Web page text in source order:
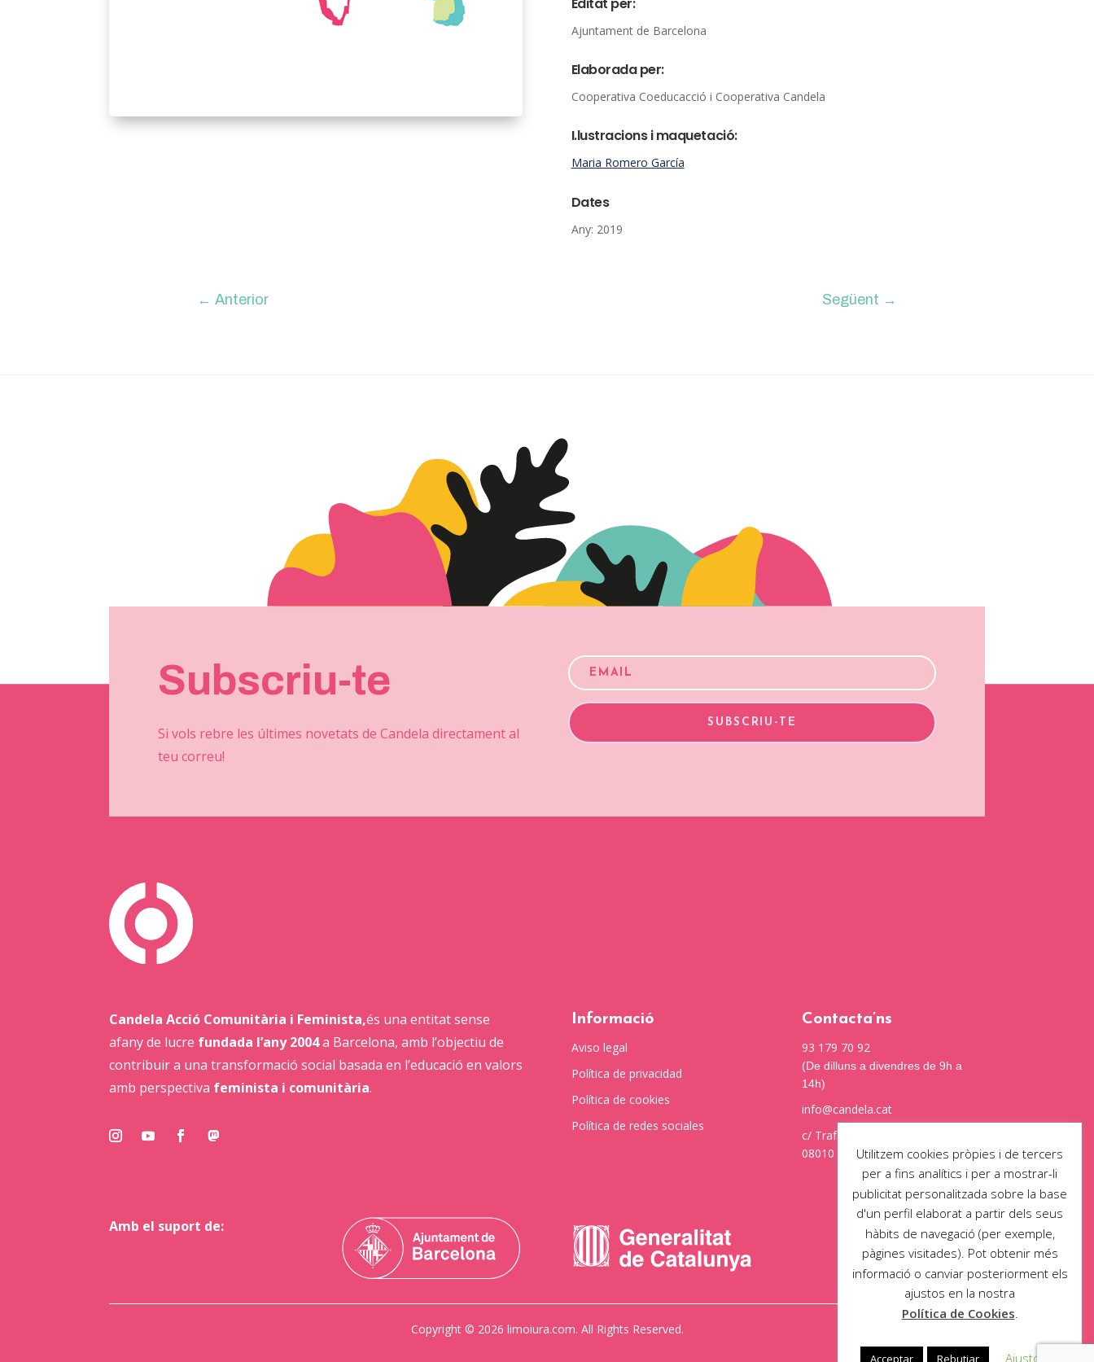
Ajuntament de Barcelona
Elaborada per:
Cooperativa Coeducacció i Cooperativa Candela
I.lustracions i maquetació:
Maria Romero García
Dates
Any: 2019
← Anterior Següent →
Subscriu-te
Si vols rebre les últimes novetats de Candela directament al
teu correu!
SUBSCRIU-TE
Candela Acció Comunitària i Feminista,és una entitat sense
afany de lucre fundada l’any 2004a Barcelona, amb l’objectiu de
contribuir a una transformació social basada en l’educació en valors
amb perspectiva feminista i comunitària.
Informació
Aviso legal
Política de privacidad
Política de cookies
Política de redes sociales
Contacta’ns
93 179 70 92
(De dilluns a divendres de 9h a
14h)
info@candela.cat
c/ Trafalgar, 48. Local 2 interior
08010 Barcelona
Amb el suport de:
Copyright © 2026 limoiura.com. All Rights Reserved.
Utilitzem cookies pròpies i de tercers
per a fins analítics i per a mostrar-li
publicitat personalitzada sobre la base
d'un perfil elaborat a partir dels seus
hàbits de navegació (per exemple,
pàgines visitades). Pot obtenir més
informació o canviar posteriorment els
ajustos en la nostra
Política de Cookies
Acceptar Rebutjar Ajustos